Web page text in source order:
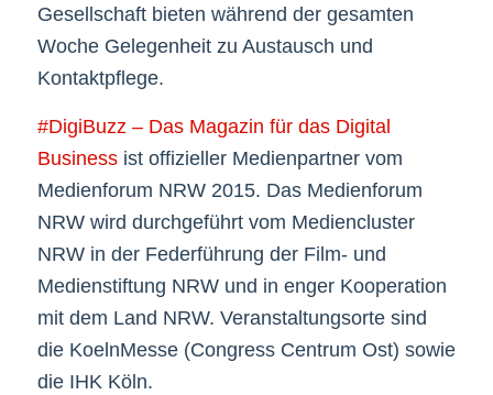
Gesellschaft bieten während der gesamten
Woche Gelegenheit zu Austausch und
Kontaktpflege.
#DigiBuzz – Das Magazin für das Digital
Businessist offizieller Medienpartner vom
Medienforum NRW 2015. Das Medienforum
NRW wird durchgeführt vom Mediencluster
NRW in der Federführung der Film- und
Medienstiftung NRW und in enger Kooperation
mit dem Land NRW. Veranstaltungsorte sind
die KoelnMesse (Congress Centrum Ost) sowie
die IHK Köln.